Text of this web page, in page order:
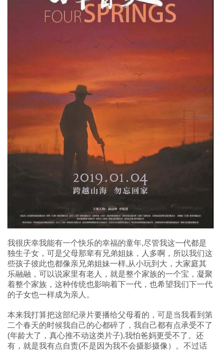
我很庆幸我能有一个快乐的幸福的童年,尽管我这一代都是
独生子女，可是父母那辈有兄弟姐妹，人多啊，所以我们这
些孩子彼此也都像亲兄弟姐妹一样,从小玩到大，大家庭其
乐融融，可以说家里有老人，就是整个家族的一个宝，凝聚
着整个家族，这种传统也影响着下一代，也希望我们下一代
的子女也一样成为亲人。
本来我打算把这部纪录片要播给父母看的，可是当我看到第
二个春天的时候我自己的心都碎了，我自己都有点承受不了
(年龄大了，真心推不动这类片子),我怕爸妈更受不了。还
有，就是我有点自责(不是因为我不会摄影摄像）。不过话